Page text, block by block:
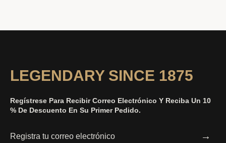
LEGENDARY SINCE 1875
Regístrese Para Recibir Correo Electrónico Y Reciba Un 10
% De Descuento En Su Primer Pedido.
→